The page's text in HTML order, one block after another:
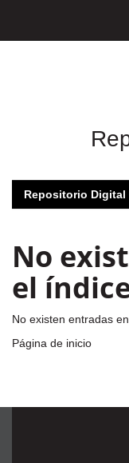
Repositorio Digital
No
el
No existen entradas
Página de inicio